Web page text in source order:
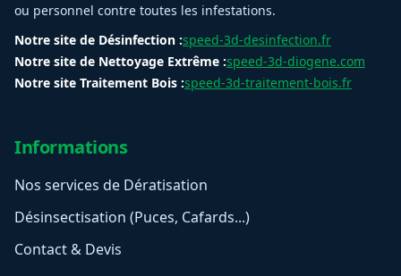
ou personnel contre toutes les infestations.
Notre site de Désinfection :speed-3d-desinfection.fr
Notre site de Nettoyage Extrême :speed-3d-diogene.com
Notre site Traitement Bois :speed-3d-traitement-bois.fr
Informations
Nos services de Dératisation
Désinsectisation (Puces, Cafards...)
Contact & Devis